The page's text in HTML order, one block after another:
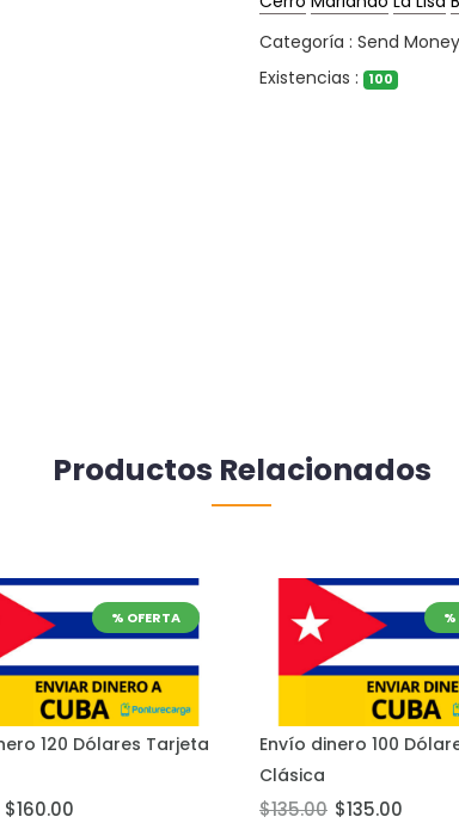
Categoría : Send Money
Existencias :
100
Productos Relacionados
% OFERTA
carrito
120 Dólares Tarjeta
$160.00
Añadir al carrito
Envío dinero 100
Clásica
$135.00 $135.00